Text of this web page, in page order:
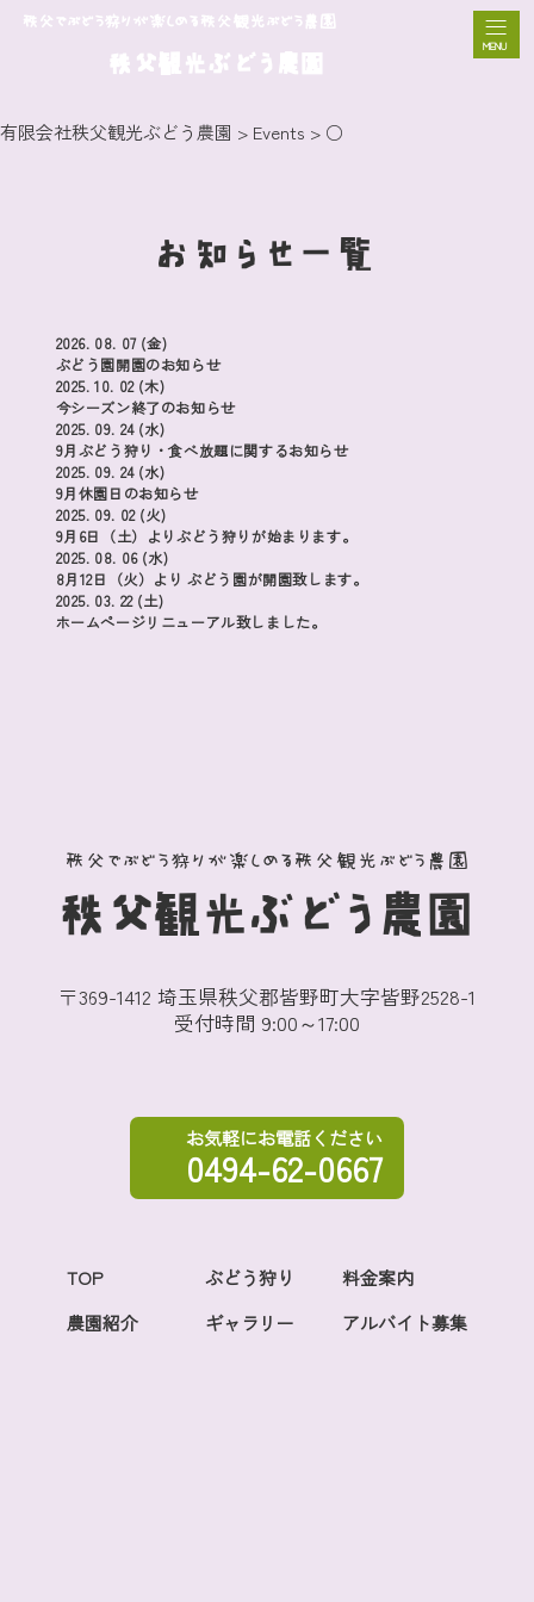
秩父でぶどう狩りが楽しめる秩父観光ぶどう農園
秩父観光ぶどう農園
有限会社秩父観光ぶどう農園 > Events > ○
お知らせ一覧
2026. 08. 07 (金)
ぶどう園開園のお知らせ
2025. 10. 02 (木)
今シーズン終了のお知らせ
2025. 09. 24 (水)
9月ぶどう狩り・食べ放題に関するお知らせ
2025. 09. 24 (水)
9月休園日のお知らせ
2025. 09. 02 (火)
9月6日（土）よりぶどう狩りが始まります。
2025. 08. 06 (水)
8月12日（火）より ぶどう園が開園致します。
2025. 03. 22 (土)
ホームページリニューアル致しました。
秩父でぶどう狩りが楽しめる秩父観光ぶどう農園
秩父観光ぶどう農園
〒369-1412 埼玉県秩父郡皆野町大字皆野2528-1
受付時間 9:00～17:00
お気軽にお電話ください
0494-62-0667
TOP ぶどう狩り
料金案内
農園紹介
ギャラリー アルバイト募集